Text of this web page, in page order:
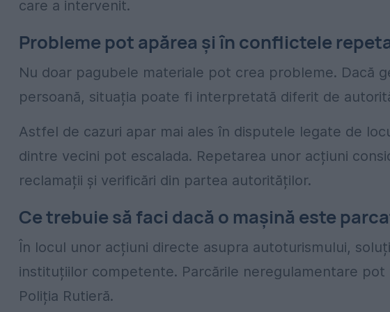
care a intervenit.
Probleme pot apărea și în conflictele
Nu doar pagubele materiale pot crea probleme. Dacă
persoană, situația poate fi interpretată diferit de
Astfel de cazuri apar mai ales în disputele legate de
dintre vecini pot escalada. Repetarea unor acțiuni
reclamații și verificări din partea autorităților.
Ce trebuie să faci dacă o mașină este
În locul unor acțiuni directe asupra autoturismului,
instituțiilor competente. Parcările neregulamentare
Poliția Rutieră.